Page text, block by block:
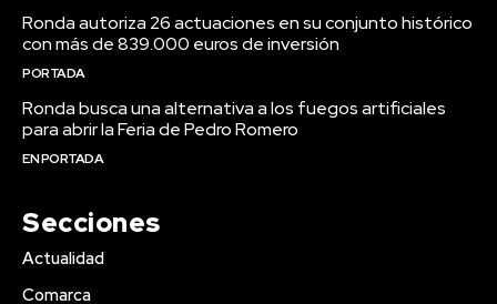
Ronda autoriza 26 actuaciones en su conjunto histórico
con más de 839.000 euros de inversión
PORTADA
Ronda busca una alternativa a los fuegos artificiales
para abrir la Feria de Pedro Romero
EN PORTADA
Secciones
Actualidad
Comarca